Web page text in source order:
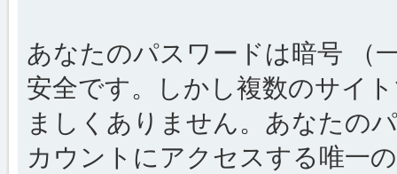
あなたのパスワードは暗号 （
安全です。しかし複数のサイ
ましくありません。あなたの
カウントにアクセスする唯一